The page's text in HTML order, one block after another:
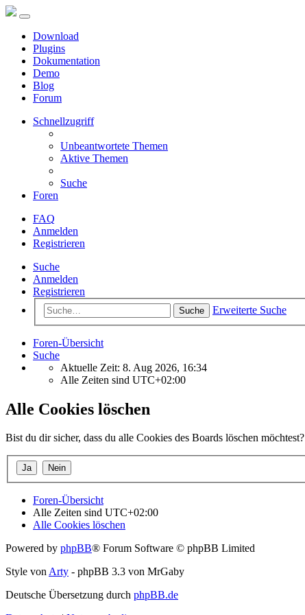
Download
Plugins
Dokumentation
Demo
Blog
Forum
Schnellzugriff
Unbeantwortete Themen
Aktive Themen
Suche
Foren
FAQ
Anmelden
Registrieren
Suche
Anmelden
Registrieren
Suche Erweiterte Suche
Foren-Übersicht
Suche
Aktuelle Zeit: 8. Aug 2026, 16:34
Alle Zeiten sind UTC+02:00
Alle Cookies löschen
Bist du dir sicher, dass du alle Cookies des Boards löschen möchtest?
Foren-Übersicht
Alle Zeiten sind UTC+02:00
Alle Cookies löschen
Powered by phpBB® Forum Software © phpBB Limited
Style von Arty - phpBB 3.3 von MrGaby
Deutsche Übersetzung durch phpBB.de